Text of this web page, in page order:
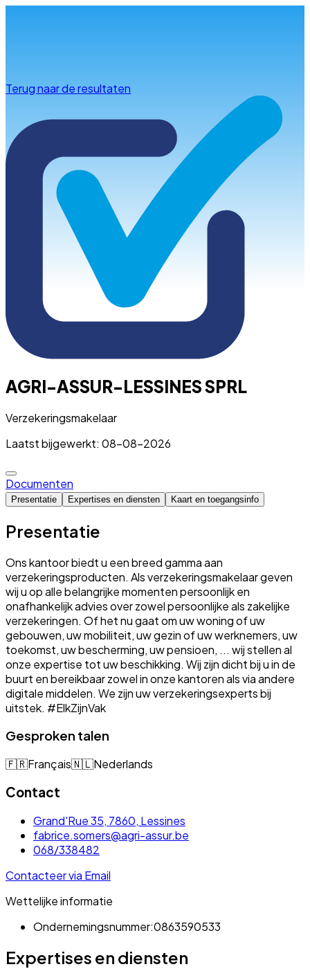
Terug naar de resultaten
AGRI-ASSUR-LESSINES SPRL
Verzekeringsmakelaar
Laatst bijgewerkt: 08-08-2026
Documenten
Presentatie Expertises en diensten Kaart en toegangsinfo
Presentatie
Ons kantoor biedt u een breed gamma aan
verzekeringsproducten. Als verzekeringsmakelaar geven
wij u op alle belangrijke momenten persoonlijk en
onafhankelijk advies over zowel persoonlijke als zakelijke
verzekeringen. Of het nu gaat om uw woning of uw
gebouwen, uw mobiliteit, uw gezin of uw werknemers, uw
toekomst, uw bescherming, uw pensioen, ... wij stellen al
onze expertise tot uw beschikking. Wij zijn dicht bij u in de
buurt en bereikbaar zowel in onze kantoren als via andere
digitale middelen. We zijn uw verzekeringsexperts bij
uitstek. #ElkZijnVak
Gesproken talen
🇫🇷Français🇳🇱Nederlands
Contact
Grand'Rue 35, 7860, Lessines
fabrice.somers@agri-assur.be
068/338482
Contacteer via Email
Wettelijke informatie
Ondernemingsnummer:0863590533
Expertises en diensten